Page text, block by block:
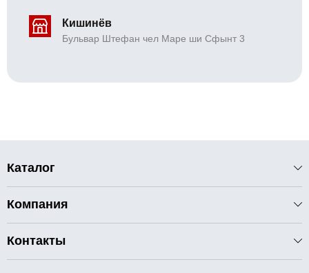
Кишинёв
Бульвар Штефан чел Маре ши Сфынт 3
Каталог
Компания
Контакты